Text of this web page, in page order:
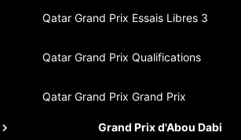
Qatar Grand Prix Essais Libres 3
Qatar Grand Prix Qualifications
Qatar Grand Prix Grand Prix
Grand Prix d'Abou Dabi